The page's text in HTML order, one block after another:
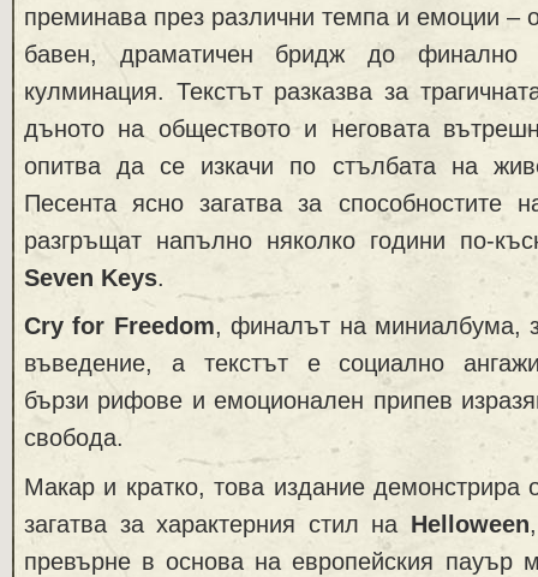
преминава през различни темпа и емоции –
бавен, драматичен бридж до
кулминация. Текстът разказва за
дъното на обществото и неговата
опитва да се изкачи по стълбата на
Песента ясно загатва за способностите
разгръщат напълно няколко години по-
Seven Keys.
Cry for Freedom, финалът на миниалбума,
въведение, а текстът е социално
бързи рифове и емоционален припев
свобода.
Макар и кратко, това издание демонстрира
загатва за характерния стил на Helloween
превърне в основа на европейския пауър